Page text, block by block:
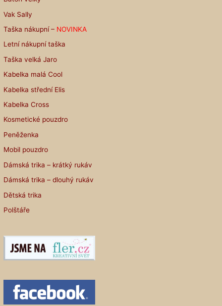
Vak Sally
Taška nákupní – NOVINKA
Letní nákupní taška
Taška velká Jaro
Kabelka malá Cool
Kabelka střední Elis
Kabelka Cross
Kosmetické pouzdro
Peněženka
Mobil pouzdro
Dámská trika – krátký rukáv
Dámská trika – dlouhý rukáv
Dětská trika
Polštáře